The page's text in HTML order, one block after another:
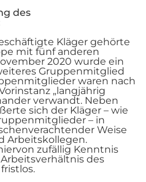
des
Kläger gehörte
mit fünf anderen
2020 wurde ein
Gruppenmitglied
waren nach
„langjährig
verwandt. Neben
sich der Kläger – wie
– in
Weise
Arbeitskollegen.
zufällig Kenntnis
des